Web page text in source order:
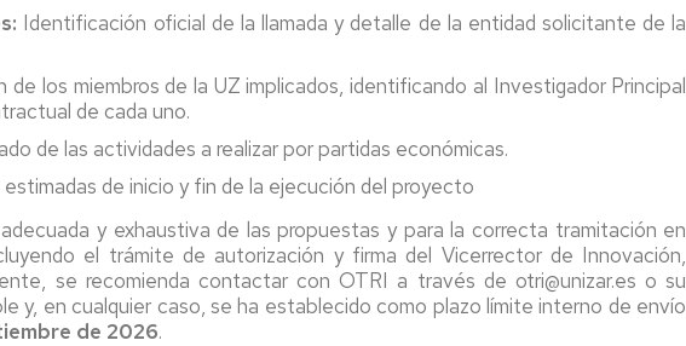
Identificación oficial de la llamada y detalle de la entidad solicitante de la
de los miembros de la UZ implicados, identificando al Investigador Principal
de cada uno.
de las actividades a realizar por partidas económicas.
estimadas de inicio y fin de la ejecución del proyecto
y exhaustiva de las propuestas y para la correcta tramitación en
el trámite de autorización y firma del Vicerrector de Innovación,
se recomienda contactar con OTRI a través de otri@unizar.es o su
y, en cualquier caso, se ha establecido como plazo límite interno de envío
de 2026.